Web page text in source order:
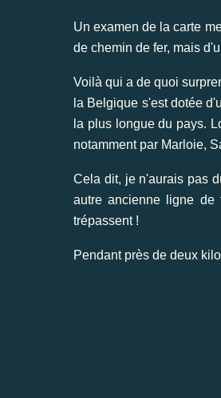
Un examen de la carte
de chemin de fer, mais
Voilà qui a de quoi
la Belgique s'est dotée
la plus longue du pays.
notamment par Marloie,
Cela dit, je n'aurais pas
autre ancienne ligne de
trépassent !
Pendant près de deux